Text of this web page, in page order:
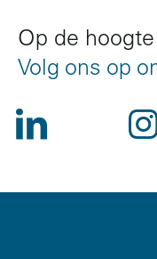
Op de
Volg ons op